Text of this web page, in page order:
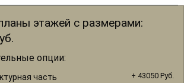
этажей с размерами:
опции:
часть + 43050 Руб.